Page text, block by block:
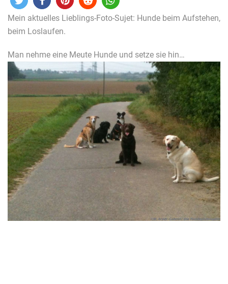
Mein aktuelles Lieblings-Foto-Sujet: Hunde beim Aufstehen,
beim Loslaufen.
Man nehme eine Meute Hunde und setze sie hin…